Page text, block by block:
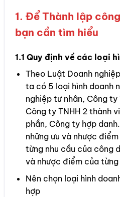
1. Để Thành lập
bạn cần tìm hiểu
1.1 Quy định về các loại
Theo Luật Doanh
ta có 5 loại hình doanh
nghiệp tư nhân, Công ty
Công ty TNHH 2 thành
phần, Công ty hợp
những ưu và nhược
từng nhu cầu của công
và nhược điểm của từng
Nên chọn loại hình
hợp